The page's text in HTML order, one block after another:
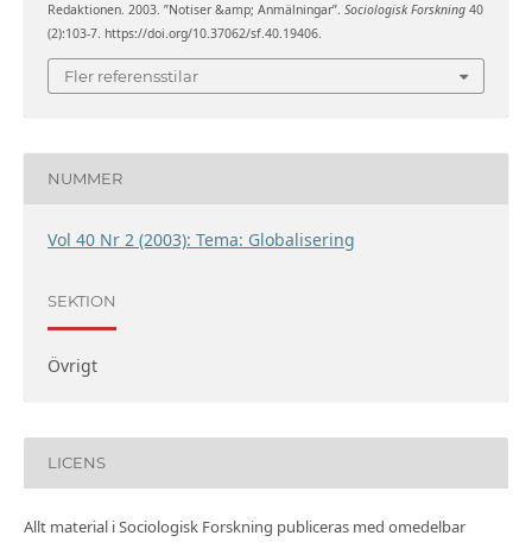
Redaktionen. 2003. ”Notiser &amp; Anmälningar”. Sociologisk Forskning40
(2):103-7. https://doi.org/10.37062/sf.40.19406.
Fler referensstilar
NUMMER
Vol 40 Nr 2 (2003): Tema: Globalisering
SEKTION
Övrigt
LICENS
Allt material i Sociologisk Forskning publiceras med omedelbar